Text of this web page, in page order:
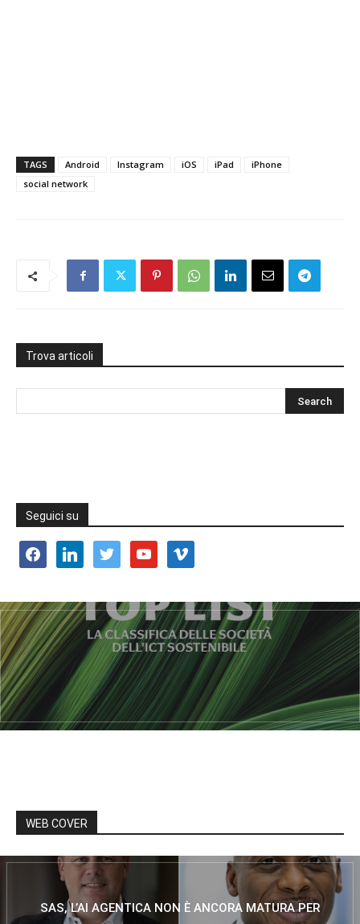
TAGS Android Instagram iOS iPad
iPhone
social network
Trova articoli
Seguici su
facebooklinkedin twitter youtube vimeo
WEB COVER
SAS, L’AI AGENTICA NON È ANCORA MATURA PER